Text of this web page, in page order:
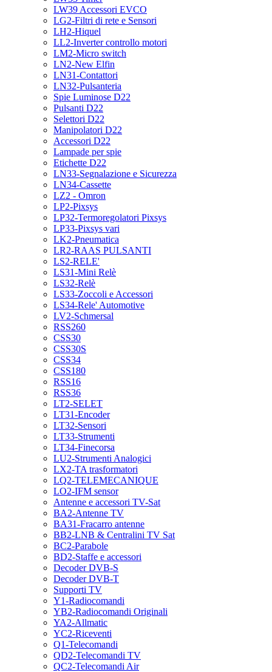
LW39 Accessori EVCO
LG2-Filtri di rete e Sensori
LH2-Hiquel
LL2-Inverter controllo motori
LM2-Micro switch
LN2-New Elfin
LN31-Contattori
LN32-Pulsanteria
Spie Luminose D22
Pulsanti D22
Selettori D22
Manipolatori D22
Accessori D22
Lampade per spie
Etichette D22
LN33-Segnalazione e Sicurezza
LN34-Cassette
LZ2 - Omron
LP2-Pixsys
LP32-Termoregolatori Pixsys
LP33-Pixsys vari
LK2-Pneumatica
LR2-RAAS PULSANTI
LS2-RELE'
LS31-Mini Relè
LS32-Relè
LS33-Zoccoli e Accessori
LS34-Rele' Automotive
LV2-Schmersal
RSS260
CSS30
CSS30S
CSS34
CSS180
RSS16
RSS36
LT2-SELET
LT31-Encoder
LT32-Sensori
LT33-Strumenti
LT34-Finecorsa
LU2-Strumenti Analogici
LX2-TA trasformatori
LQ2-TELEMECANIQUE
LO2-IFM sensor
Antenne e accessori TV-Sat
BA2-Antenne TV
BA31-Fracarro antenne
BB2-LNB & Centralini TV Sat
BC2-Parabole
BD2-Staffe e accessori
Decoder DVB-S
Decoder DVB-T
Supporti TV
Y1-Radiocomandi
YB2-Radiocomandi Originali
YA2-Allmatic
YC2-Riceventi
Q1-Telecomandi
QD2-Telecomandi TV
QC2-Telecomandi Air